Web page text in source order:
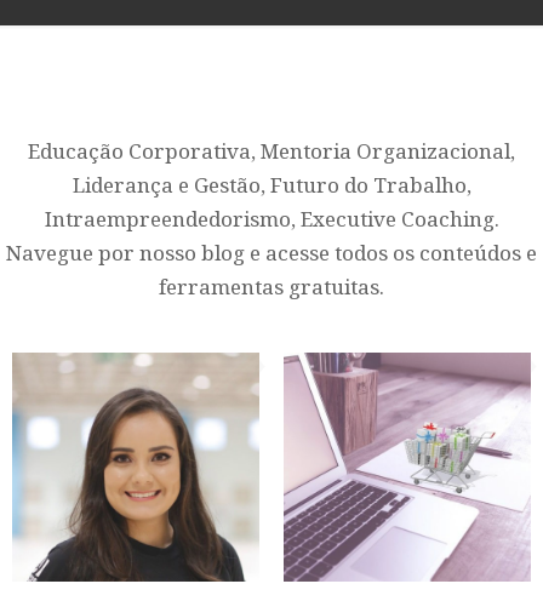
Educação Corporativa, Mentoria Organizacional,
Liderança e Gestão, Futuro do Trabalho,
Intraempreendedorismo, Executive Coaching.
Navegue por nosso blog e acesse todos os conteúdos e
ferramentas gratuitas.